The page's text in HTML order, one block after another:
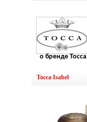
о бренде Tocca
Tocca Isabel